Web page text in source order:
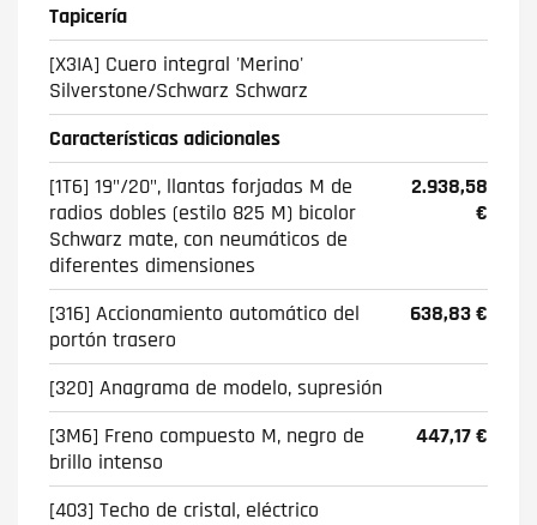
Tapicería
[X3IA] Cuero integral 'Merino'
Silverstone/Schwarz Schwarz
Características adicionales
[1T6] 19"/20", llantas forjadas M de
radios dobles (estilo 825 M) bicolor
Schwarz mate, con neumáticos de
diferentes dimensiones
2.938,58
€
[316] Accionamiento automático del
portón trasero
638,83 €
[320] Anagrama de modelo, supresión
[3M6] Freno compuesto M, negro de
brillo intenso
447,17 €
[403] Techo de cristal, eléctrico